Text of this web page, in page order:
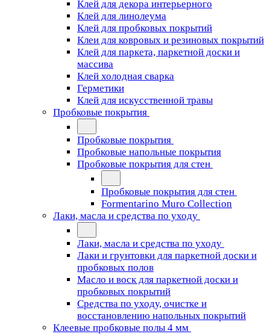
Клей для декора интерьерного
Клей для линолеума
Клей для пробковых покрытий
Клеи для ковровых и резиновых покрытий
Клей для паркета, паркетной доски и
массива
Клей холодная сварка
Герметики
Клей для искусственной травы
Пробковые покрытия
Пробковые покрытия
Пробковые напольные покрытия
Пробковые покрытия для стен
Пробковые покрытия для стен
Formentarino Muro Collection
Лаки, масла и средства по уходу
Лаки, масла и средства по уходу
Лаки и грунтовки для паркетной доски и
пробковых полов
Масло и воск для паркетной доски и
пробковых покрытий
Средства по уходу, очистке и
восстановлению напольных покрытий
Клеевые пробковые полы 4 мм